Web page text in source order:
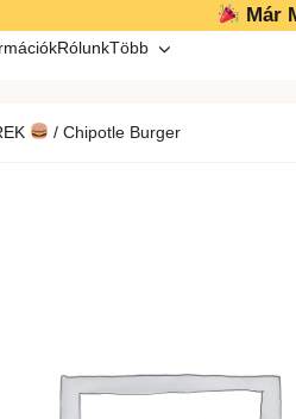
Már
RólunkTöbb
/ Chipotle Burger